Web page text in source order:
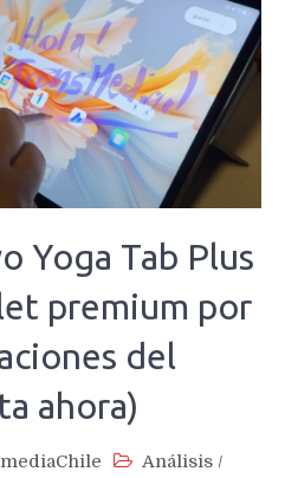
Yoga Tab Plus
premium por
del
ahora)
Análisis /